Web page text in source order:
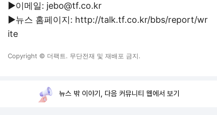
▶이메일: jebo@tf.co.kr
▶뉴스 홈페이지: http://talk.tf.co.kr/bbs/report/wr
ite
Copyright © 더팩트. 무단전재 및 재배포 금지.
뉴스 밖 이야기, 다음 커뮤니티 웹에서 보기